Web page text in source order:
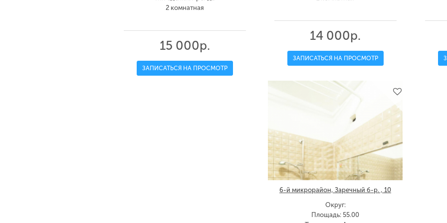
2 комнатная
15 000р.
ЗАПИСАТЬСЯ НА ПРОСМОТР
14 000р.
ЗАПИСАТЬСЯ НА ПРОСМОТР
6-й микрорайон, Заречный б-р. , 10
Округ:
Площадь: 55.00